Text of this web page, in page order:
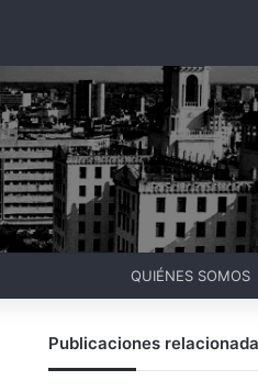
QUIÉNES SOMOS
Publicaciones